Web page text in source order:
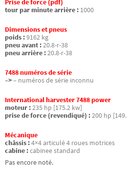
Prise de force (pdf)
tour par minute arrière : 1000
Dimensions et pneus
poids :9162 kg
pneu avant :20.8-r-38
pneu arrière :20.8-r-38
7488 numéros de série
–>– numéros de série inconnu
International harvester 7488 power
moteur :235 hp [175.2 kw]
prise de force (revendiqué) :200 hp
Mécanique
châssis :4×4 articulé 4 roues motrices
cabine :cabinee standard
Pas encore noté.